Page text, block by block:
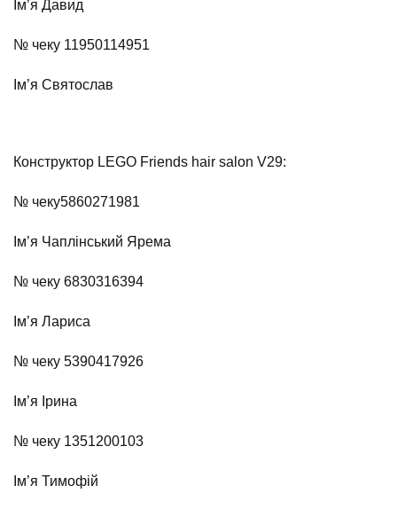
Ім’я Давид
№ чеку 11950114951
Ім’я Святослав
Конструктор LEGO Friends hair salon V29:
№ чеку5860271981
Ім’я Чаплінський Ярема
№ чеку 6830316394
Ім’я Лариса
№ чеку 5390417926
Ім’я Ірина
№ чеку 1351200103
Ім’я Тимофій